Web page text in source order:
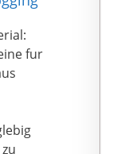
2
2-in-
fur